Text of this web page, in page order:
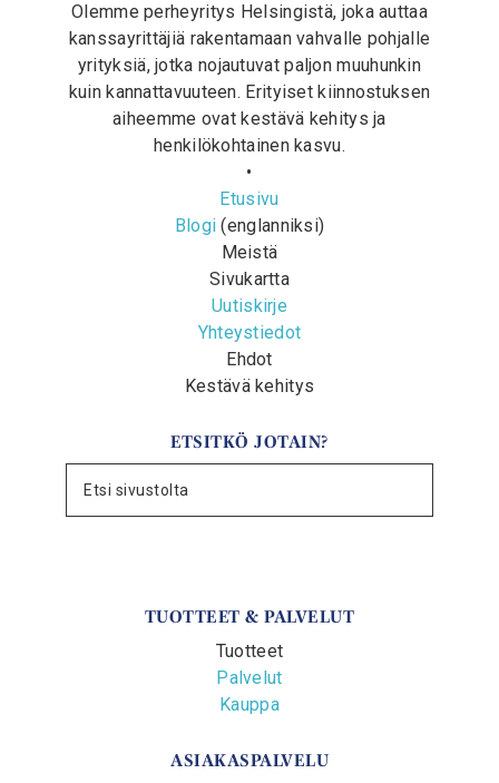
Olemme perheyritys Helsingistä, joka auttaa
kanssayrittäjiä rakentamaan vahvalle pohjalle
yrityksiä, jotka nojautuvat paljon muuhunkin
kuin kannattavuuteen. Erityiset kiinnostuksen
aiheemme ovat kestävä kehitys ja
henkilökohtainen kasvu.
•
Etusivu
Blogi (englanniksi)
Meistä
Sivukartta
Uutiskirje
Yhteystiedot
Ehdot
Kestävä kehitys
ETSITKÖ JOTAIN?
TUOTTEET & PALVELUT
Tuotteet
Palvelut
Kauppa
ASIAKASPALVELU